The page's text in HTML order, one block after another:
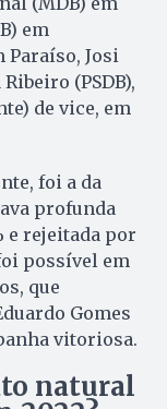
em
Paraíso, Josi
(PSDB),
de vice, em
foi a da
profunda
e rejeitada por
possível em
que
Gomes
vitoriosa.
natural